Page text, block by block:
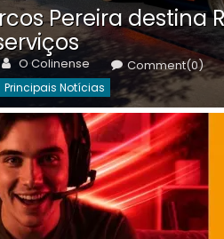
Pereira destina
Author
O Colinense Comment(0)
Principais Notícias